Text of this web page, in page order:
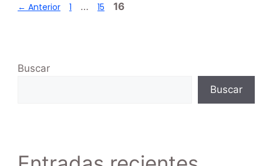
← Anterior 1 … 15 16
Buscar
Buscar